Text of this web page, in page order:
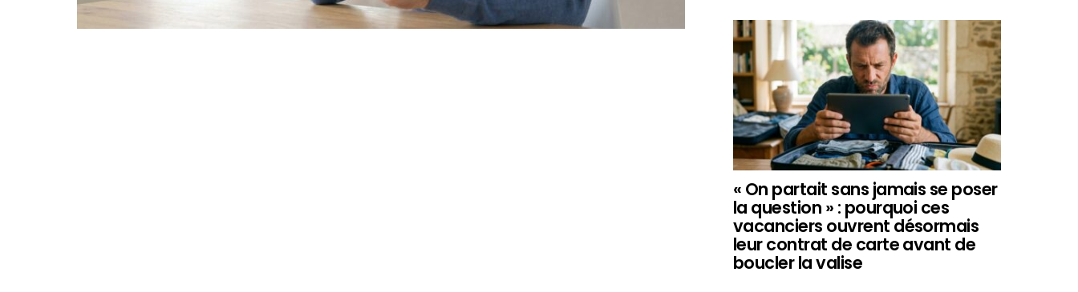
« On partait sans jamais se poser
la question » : pourquoi ces
vacanciers ouvrent désormais
leur contrat de carte avant de
boucler la valise